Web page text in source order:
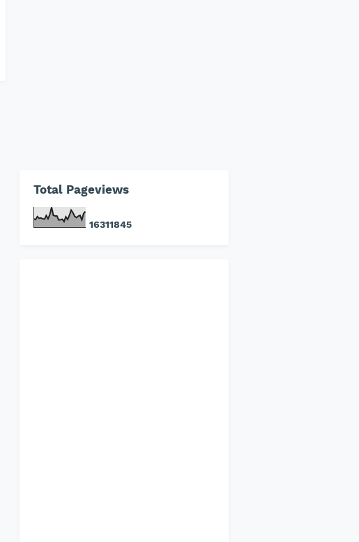
Total Pageviews
16311845